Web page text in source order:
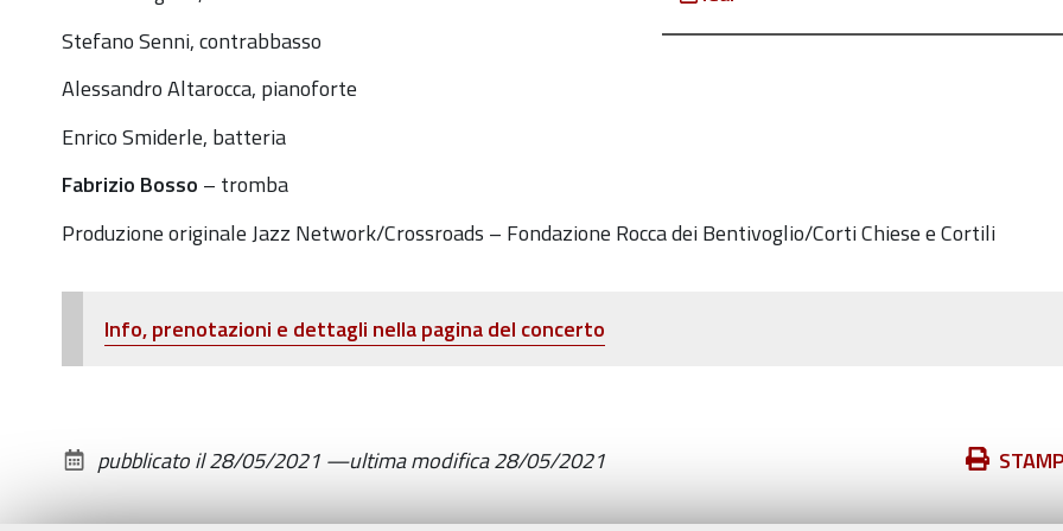
2021-
06-
Giovedì
3
2021
Predosa
|
Ghironda
Stefano Senni, contrabbasso
Alessandro Altarocca, pianoforte
Enrico Smiderle, batteria
Fabrizio Bosso – tromba
Produzione originale Jazz Network/Crossroads – Fondazione Rocca dei Bentivoglio/Corti Chiese e Cortili
Info, prenotazioni e dettagli nella pagina del concerto
Azioni
documento
pubblicato il28/05/2021 —ultima modifica28/05/2021